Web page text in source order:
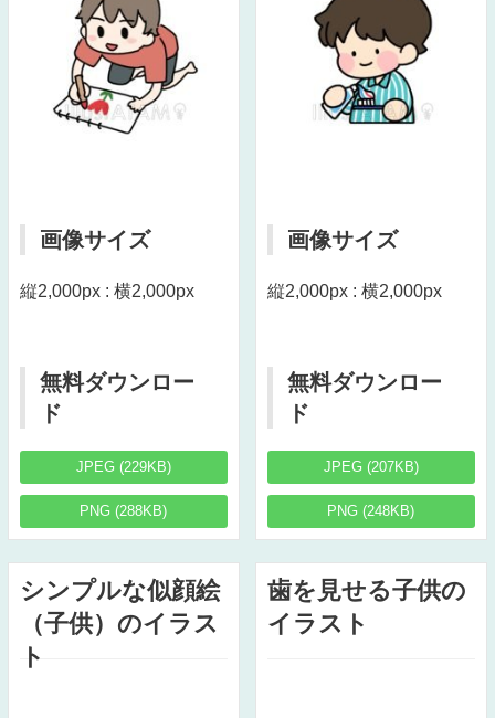
画像サイズ
縦2,000px : 横2,000px
無料ダウンロー
ド
JPEG (229KB)
PNG (288KB)
画像サイズ
縦2,000px : 横2,000px
無料ダウンロー
ド
JPEG (207KB)
PNG (248KB)
シンプルな似顔絵
（子供）のイラス
ト
歯を見せる子供の
イラスト